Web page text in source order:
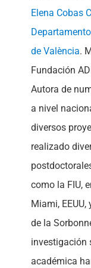
Elena Cobas
de València.
Fundación
Autora de
a nivel
diversos
realizado
como la FIU,
Miami,
de la
investigación
académica